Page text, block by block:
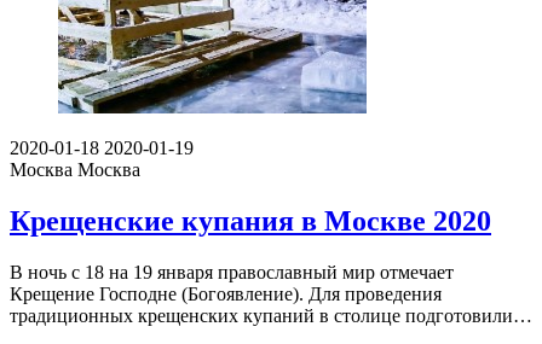
2020-01-18 2020-01-19
Москва Москва
Крещенские купания в Москве 2020
В ночь с 18 на 19 января православный мир отмечает
Крещение Господне (Богоявление). Для проведения
традиционных крещенских купаний в столице подготовили…